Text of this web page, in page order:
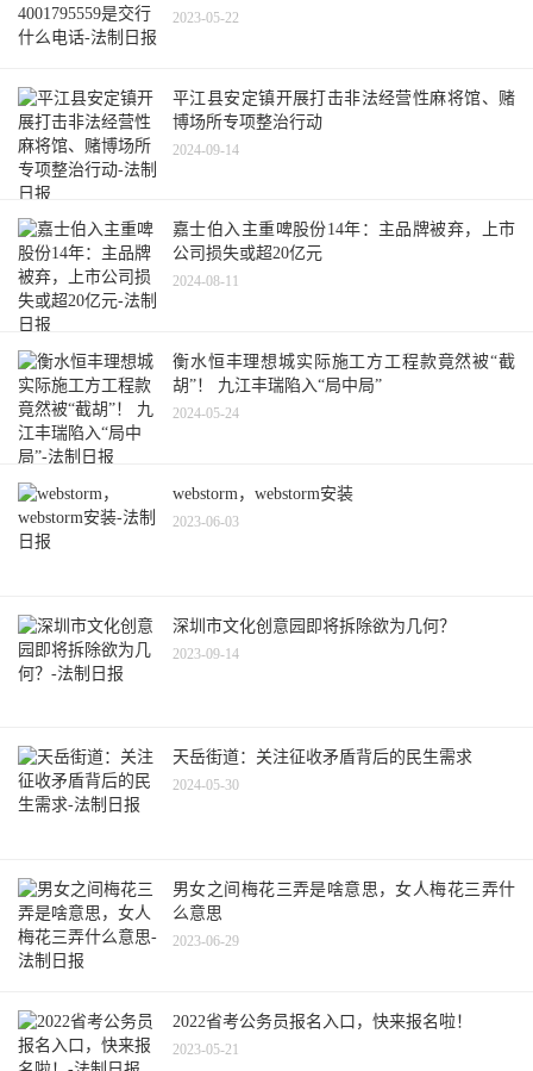
2023-05-22
平江县安定镇开展打击非法经营性麻将馆、赌
博场所专项整治行动
2024-09-14
嘉士伯入主重啤股份14年：主品牌被弃，上市
公司损失或超20亿元
2024-08-11
衡水恒丰理想城实际施工方工程款竟然被“截
胡”！ 九江丰瑞陷入“局中局”
2024-05-24
webstorm，webstorm安装
2023-06-03
深圳市文化创意园即将拆除欲为几何？
2023-09-14
天岳街道：关注征收矛盾背后的民生需求
2024-05-30
男女之间梅花三弄是啥意思，女人梅花三弄什
么意思
2023-06-29
2022省考公务员报名入口，快来报名啦！
2023-05-21